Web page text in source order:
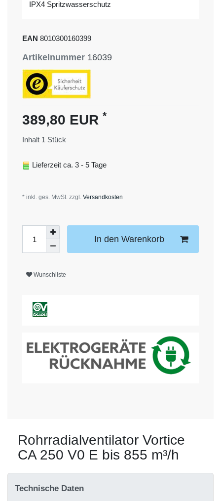
IPX4 Spritzwasserschutz
EAN 8010300160399
Artikelnummer 16039
389,80 EUR *
Inhalt 1 Stück
Lieferzeit ca. 3 - 5 Tage
* inkl. ges. MwSt. zzgl. Versandkosten
In den Warenkorb
Wunschliste
Rohrradialventilator Vortice
CA 250 V0 E bis 855 m³/h
Technische Daten